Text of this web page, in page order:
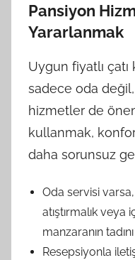
Pansiyon
Yararlanmak
Uygun fiyatlı
sadece oda
hizmetler de
kullanmak,
daha sorunsuz
Oda servisi
atıştırmalık
manzaranın
Resepsiyonla